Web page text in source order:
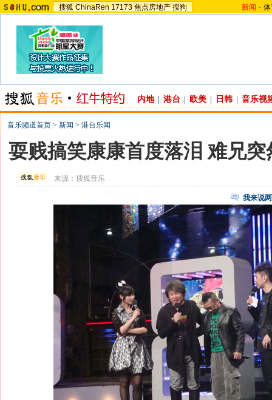
搜狐 ChinaRen 17173 焦点房地产 搜狗 新闻 -
内地 港台 欧美 日韩 音乐视
音乐频道首页 > 新闻 > 港台乐闻
耍贱搞笑康康首度落泪 难兄
来源：搜狐音乐
我来说